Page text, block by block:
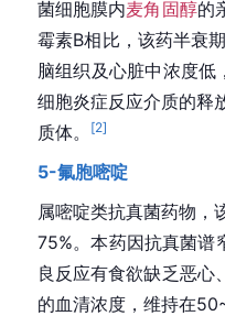
菌细胞膜内麦角固醇的
霉素B相比，该药半衰
脑组织及心脏中浓度
细胞炎症反应介质的释
质体。 [2]
5-氟胞嘧啶
属嘧啶类抗真菌药物，
75%。本药因抗真菌谱
良反应有食欲缺乏恶心
的血清浓度，维持在